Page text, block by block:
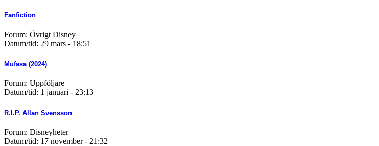
Fanfiction
Forum: Övrigt Disney
Datum/tid: 29 mars - 18:51
Mufasa (2024)
Forum: Uppföljare
Datum/tid: 1 januari - 23:13
R.I.P. Allan Svensson
Forum: Disneyheter
Datum/tid: 17 november - 21:32